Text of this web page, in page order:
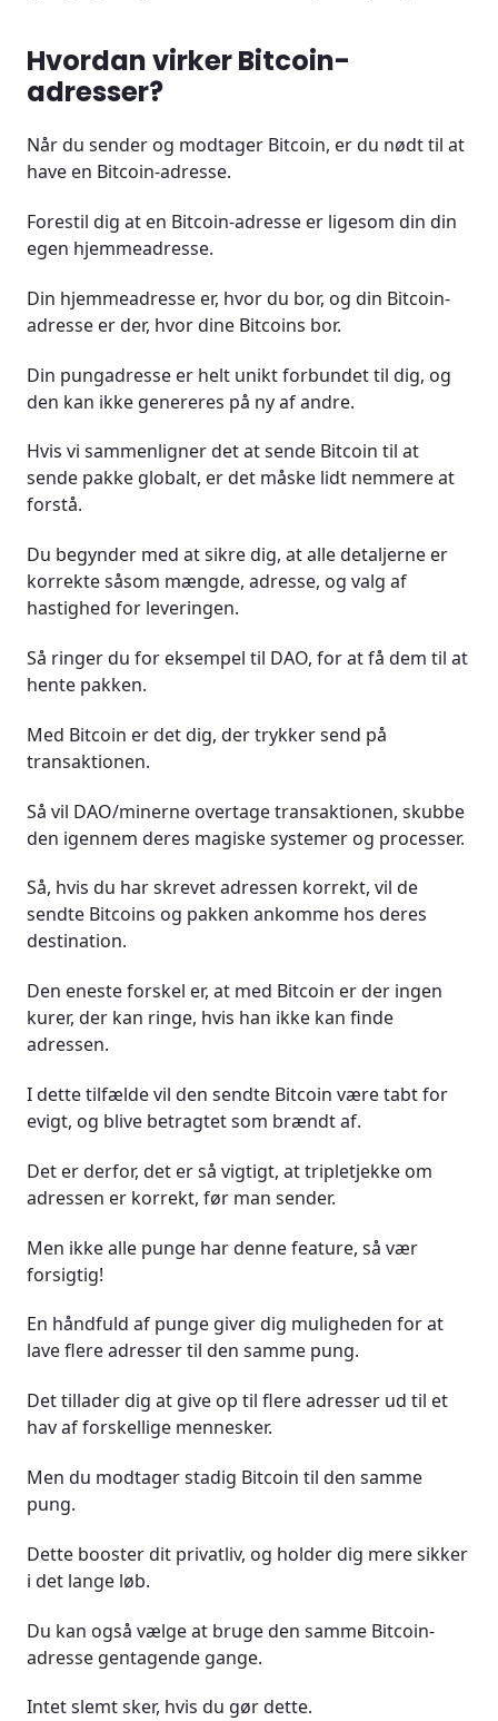
Hvordan virker Bitcoin-
adresser?
Når du sender og modtager Bitcoin, er du nødt til at
have en Bitcoin-adresse.
Forestil dig at en Bitcoin-adresse er ligesom din din
egen hjemmeadresse.
Din hjemmeadresse er, hvor du bor, og din Bitcoin-
adresse er der, hvor dine Bitcoins bor.
Din pungadresse er helt unikt forbundet til dig, og
den kan ikke genereres på ny af andre.
Hvis vi sammenligner det at sende Bitcoin til at
sende pakke globalt, er det måske lidt nemmere at
forstå.
Du begynder med at sikre dig, at alle detaljerne er
korrekte såsom mængde, adresse, og valg af
hastighed for leveringen.
Så ringer du for eksempel til DAO, for at få dem til at
hente pakken.
Med Bitcoin er det dig, der trykker send på
transaktionen.
Så vil DAO/minerne overtage transaktionen, skubbe
den igennem deres magiske systemer og processer.
Så, hvis du har skrevet adressen korrekt, vil de
sendte Bitcoins og pakken ankomme hos deres
destination.
Den eneste forskel er, at med Bitcoin er der ingen
kurer, der kan ringe, hvis han ikke kan finde
adressen.
I dette tilfælde vil den sendte Bitcoin være tabt for
evigt, og blive betragtet som brændt af.
Det er derfor, det er så vigtigt, at tripletjekke om
adressen er korrekt, før man sender.
Men ikke alle punge har denne feature, så vær
forsigtig!
En håndfuld af punge giver dig muligheden for at
lave flere adresser til den samme pung.
Det tillader dig at give op til flere adresser ud til et
hav af forskellige mennesker.
Men du modtager stadig Bitcoin til den samme
pung.
Dette booster dit privatliv, og holder dig mere sikker
i det lange løb.
Du kan også vælge at bruge den samme Bitcoin-
adresse gentagende gange.
Intet slemt sker, hvis du gør dette.